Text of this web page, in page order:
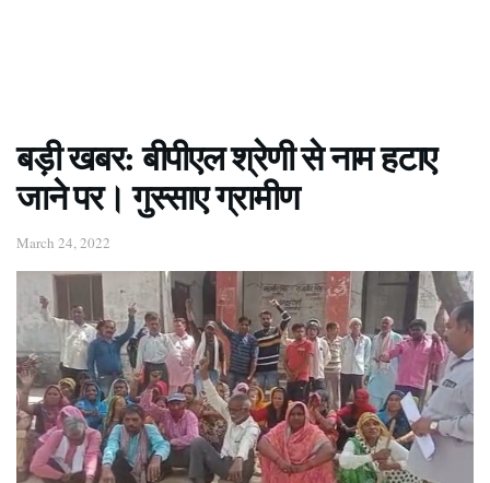
बड़ी खबर: बीपीएल श्रेणी से नाम हटाए
जाने पर। गुस्साए ग्रामीण
March 24, 2022